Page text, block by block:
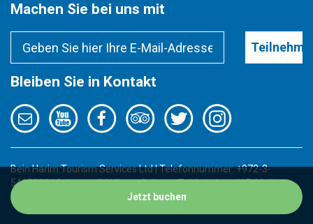
Jetzt buchen
Machen Sie bei uns mit
Bleiben Sie in Kontakt
Bein Harim Tourism Services Ltd | Telefonnummer: +972-3-
5422000 | Adresse: 34 Kibutz Galuyot, Tel Aviv, Israel | E-Mail-
Adresse:
info@beinharimtours.com